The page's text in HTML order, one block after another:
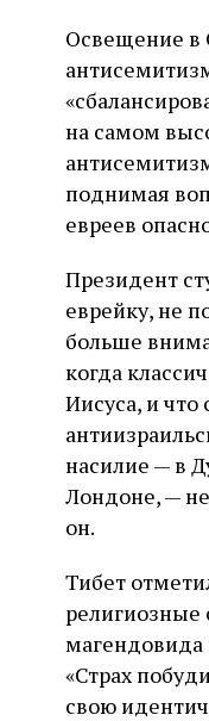
Освещение в
на самом
поднимая
евреев
Президент
еврейку, не
больше
когда
Иисуса, и
насилие — в
Лондоне, —
он.
Тибет
магендовида
«Страх
свою